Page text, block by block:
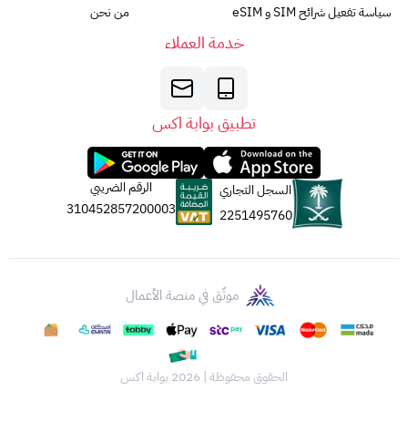
سياسة تفعيل شرائح SIM و eSIM
من نحن
خدمة العملاء
تطبيق بوابة اكس
السجل التجاري
2251495760
الرقم الضريبي
310452857200003
موثّق في منصة الأعمال
الحقوق محفوظة | 2026 بوابة اكس